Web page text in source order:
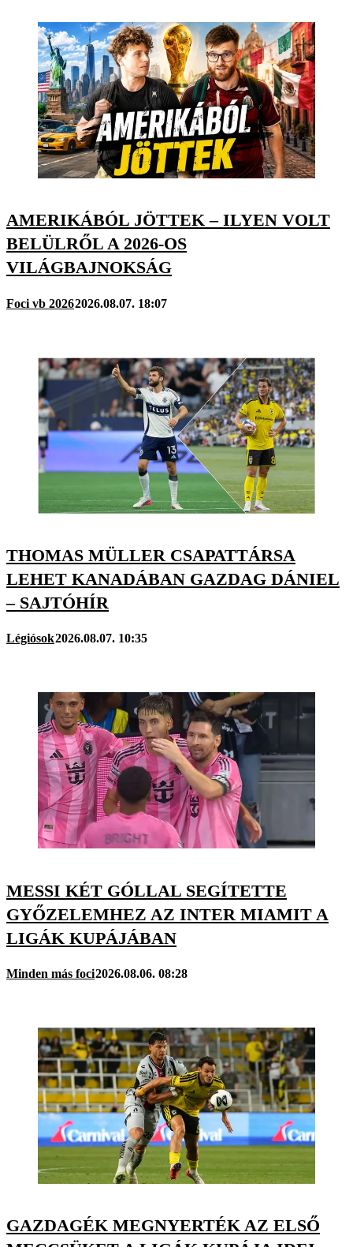
AMERIKÁBÓL JÖTTEK – ILYEN VOLT
BELÜLRŐL A 2026-OS
VILÁGBAJNOKSÁG
Foci vb 20262026.08.07. 18:07
THOMAS MÜLLER CSAPATTÁRSA
LEHET KANADÁBAN GAZDAG DÁNIEL
– SAJTÓHÍR
Légiósok2026.08.07. 10:35
MESSI KÉT GÓLLAL SEGÍTETTE
GYŐZELEMHEZ AZ INTER MIAMIT A
LIGÁK KUPÁJÁBAN
Minden más foci2026.08.06. 08:28
GAZDAGÉK MEGNYERTÉK AZ ELSŐ